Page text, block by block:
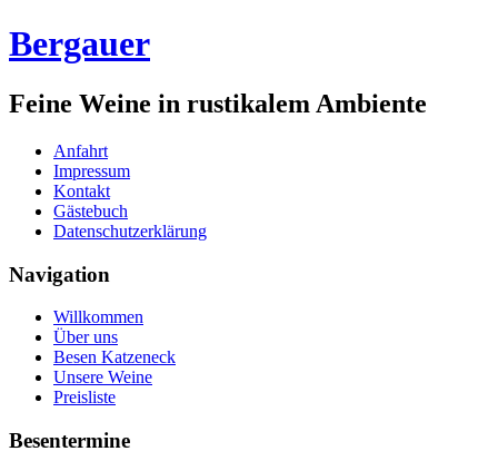
Bergauer
Feine Weine in rustikalem Ambiente
Anfahrt
Impressum
Kontakt
Gästebuch
Datenschutzerklärung
Navigation
Willkommen
Über uns
Besen Katzeneck
Unsere Weine
Preisliste
Besentermine